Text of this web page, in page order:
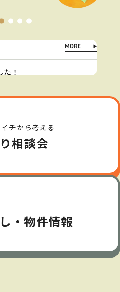
！
チから考える
相談会
・物件情報